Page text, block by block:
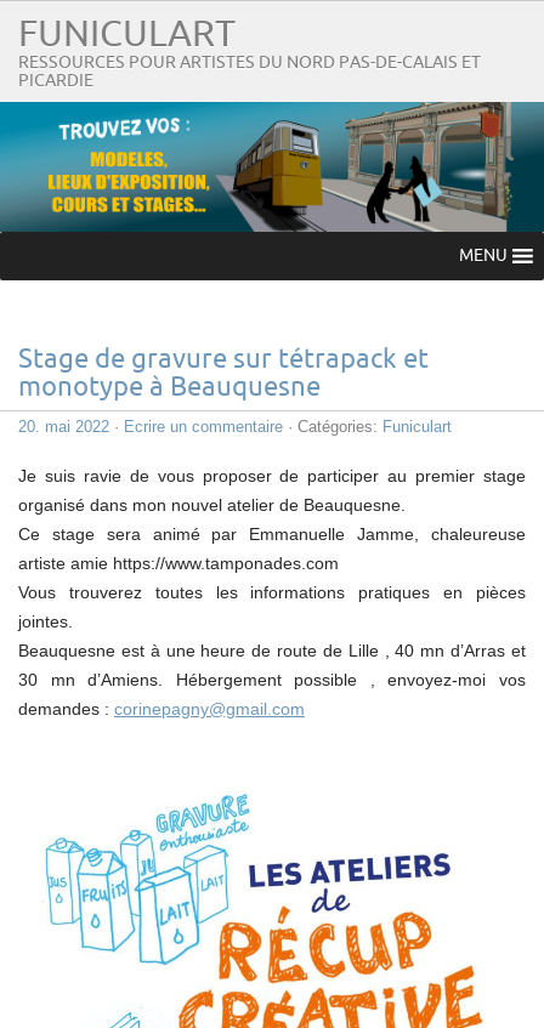
FUNICULART
RESSOURCES POUR ARTISTES DU NORD PAS-DE-CALAIS ET
PICARDIE
MENU
Stage de gravure sur tétrapack et
monotype à Beauquesne
20. mai 2022 · Ecrire un commentaire · Catégories: Funiculart
Je suis ravie de vous proposer de participer au premier stage
organisé dans mon nouvel atelier de Beauquesne.
Ce stage sera animé par Emmanuelle Jamme, chaleureuse
artiste amie https://www.tamponades.com
Vous trouverez toutes les informations pratiques en pièces
jointes.
Beauquesne est à une heure de route de Lille , 40 mn d’Arras et
30 mn d’Amiens. Hébergement possible , envoyez-moi vos
demandes : corinepagny@gmail.com